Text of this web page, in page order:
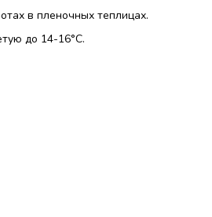
в пленочных теплицах.
до 14-16°C.